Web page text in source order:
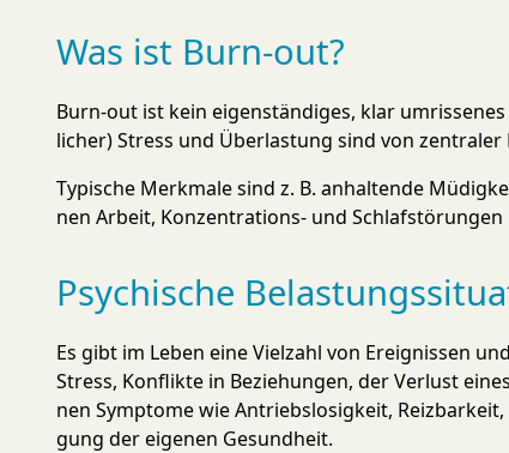
Was ist Burn-out?
Burn-out ist kein eigen­stän­di­ges, klar
licher) Stress und Über­lastung sind von
Typische Merk­male sind z. B. an­halten­de
nen Ar­beit, Kon­zen­tra­tions- und
Psychische
Es gibt im Leben eine Viel­zahl von Er­eig­nissen
Stress, Kon­flikte in Be­ziehun­gen, der Ver­lust
nen Symp­tome wie An­triebs­losig­keit,
gung der ei­genen Ge­sund­heit.